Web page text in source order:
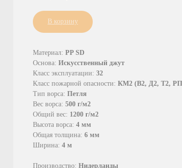
В корзину
Материал: PP SD
Основа: Искусственный джут
Класс эксплуатации: 32
Класс пожарной опасности: КМ2 (В2, Д2, Т2,
Тип ворса: Петля
Вес ворса: 500 г/м2
Общий вес: 1200 г/м2
Высота ворса: 4 мм
Общая толщина: 6 мм
Ширина: 4 м
Производство: Нидерланды